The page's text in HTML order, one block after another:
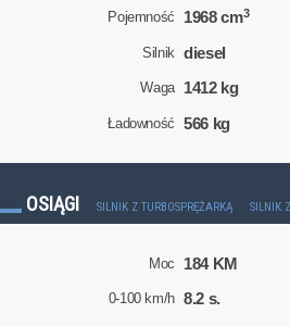
Pojemność 1968 cm3
Silnik diesel
Waga 1412 kg
Ładowność 566 kg
OSIĄGI SILNIK Z TURBOSPRĘŻARKĄ SILNIK
Moc 184 KM
0-100 km/h 8.2 s.